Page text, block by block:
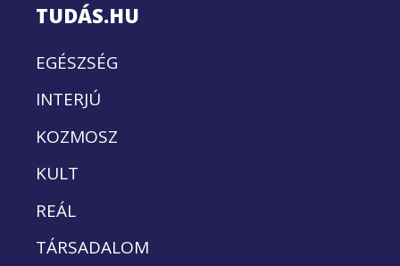
TUDÁS.HU
EGÉSZSÉG
INTERJÚ
KOZMOSZ
KULT
REÁL
TÁRSADALOM